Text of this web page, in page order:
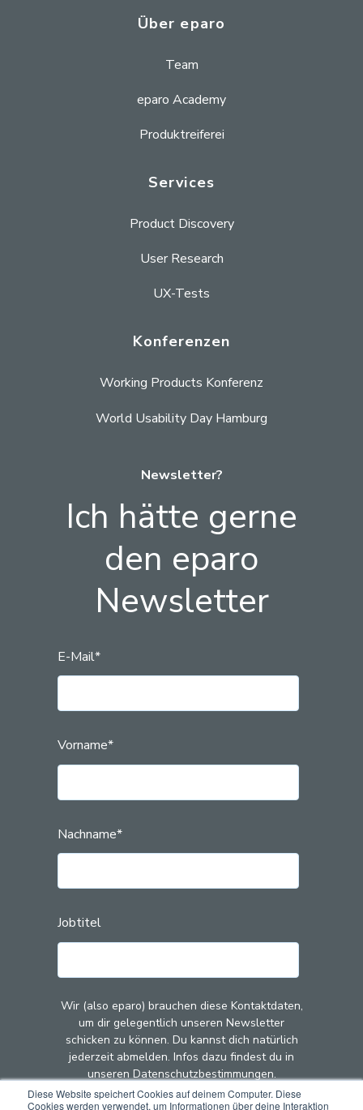
Diese Website speichert Cookies auf deinem Computer. Diese
Cookies werden verwendet, um Informationen über deine Interaktion
Über eparo
Team
eparo Academy
Produktreiferei
Services
Product Discovery
User Research
UX-Tests
Konferenzen
Working Products Konferenz
World Usability Day Hamburg
Newsletter?
Ich hätte gerne
den eparo
Newsletter
E-Mail*
Vorname*
Nachname*
Jobtitel
Wir (also eparo) brauchen diese Kontaktdaten,
um dir gelegentlich unseren Newsletter
schicken zu können. Du kannst dich natürlich
jederzeit abmelden. Infos dazu findest du in
unseren Datenschutzbestimmungen.